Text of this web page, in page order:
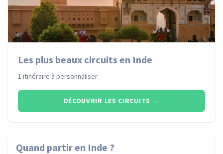
Les plus beaux circuits en Inde
1 itinéraire à personnaliser
DÉCOUVRIR LES CIRCUITS →
Quand partiren Inde ?